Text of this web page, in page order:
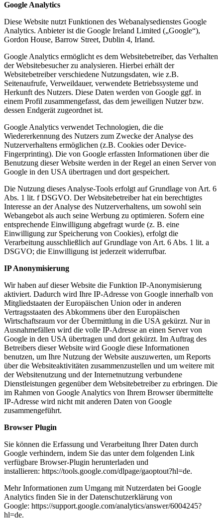
Google Analytics
Diese Website nutzt Funktionen des Webanalysedienstes Google
Analytics. Anbieter ist die Google Ireland Limited („Google“),
Gordon House, Barrow Street, Dublin 4, Irland.
Google Analytics ermöglicht es dem Websitebetreiber, das Verhalten
der Websitebesucher zu analysieren. Hierbei erhält der
Websitebetreiber verschiedene Nutzungsdaten, wie z.B.
Seitenaufrufe, Verweildauer, verwendete Betriebssysteme und
Herkunft des Nutzers. Diese Daten werden von Google ggf. in
einem Profil zusammengefasst, das dem jeweiligen Nutzer bzw.
dessen Endgerät zugeordnet ist.
Google Analytics verwendet Technologien, die die
Wiedererkennung des Nutzers zum Zwecke der Analyse des
Nutzerverhaltens ermöglichen (z.B. Cookies oder Device-
Fingerprinting). Die von Google erfassten Informationen über die
Benutzung dieser Website werden in der Regel an einen Server von
Google in den USA übertragen und dort gespeichert.
Die Nutzung dieses Analyse-Tools erfolgt auf Grundlage von Art. 6
Abs. 1 lit. f DSGVO. Der Websitebetreiber hat ein berechtigtes
Interesse an der Analyse des Nutzerverhaltens, um sowohl sein
Webangebot als auch seine Werbung zu optimieren. Sofern eine
entsprechende Einwilligung abgefragt wurde (z. B. eine
Einwilligung zur Speicherung von Cookies), erfolgt die
Verarbeitung ausschließlich auf Grundlage von Art. 6 Abs. 1 lit. a
DSGVO; die Einwilligung ist jederzeit widerrufbar.
IP Anonymisierung
Wir haben auf dieser Website die Funktion IP-Anonymisierung
aktiviert. Dadurch wird Ihre IP-Adresse von Google innerhalb von
Mitgliedstaaten der Europäischen Union oder in anderen
Vertragsstaaten des Abkommens über den Europäischen
Wirtschaftsraum vor der Übermittlung in die USA gekürzt. Nur in
Ausnahmefällen wird die volle IP-Adresse an einen Server von
Google in den USA übertragen und dort gekürzt. Im Auftrag des
Betreibers dieser Website wird Google diese Informationen
benutzen, um Ihre Nutzung der Website auszuwerten, um Reports
über die Websiteaktivitäten zusammenzustellen und um weitere mit
der Websitenutzung und der Internetnutzung verbundene
Dienstleistungen gegenüber dem Websitebetreiber zu erbringen. Die
im Rahmen von Google Analytics von Ihrem Browser übermittelte
IP-Adresse wird nicht mit anderen Daten von Google
zusammengeführt.
Browser Plugin
Sie können die Erfassung und Verarbeitung Ihrer Daten durch
Google verhindern, indem Sie das unter dem folgenden Link
verfügbare Browser-Plugin herunterladen und
installieren: https://tools.google.com/dlpage/gaoptout?hl=de.
Mehr Informationen zum Umgang mit Nutzerdaten bei Google
Analytics finden Sie in der Datenschutzerklärung von
Google: https://support.google.com/analytics/answer/6004245?
hl=de.